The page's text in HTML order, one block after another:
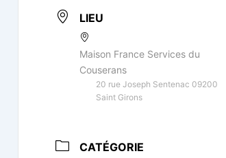
LIEU
Maison France Services du
Couserans
20 rue Joseph Sentenac 09200
Saint Girons
CATÉGORIE